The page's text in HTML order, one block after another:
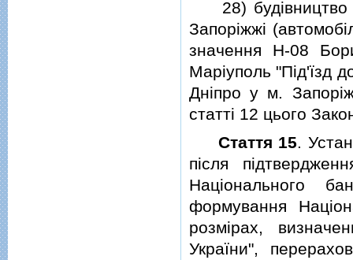
28) будiвництво
Запорiжжi
значення Н-08
Марiуполь "Пiд'їзд
Днiпро у м.
статтi 12 цього
Стаття 15.
пiсля
Нацiонального
формування
розмiрах,
України",